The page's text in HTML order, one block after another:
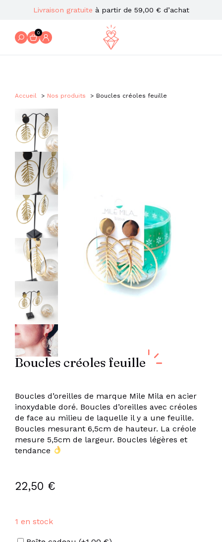
Livraison gratuite à partir de 59,00 € d’achat
0
Accueil Nos produits Boucles créoles feuille
Boucles créoles feuille
Boucles d’oreilles de marque Mile Mila en acier
inoxydable doré. Boucles d’oreilles avec créoles
de face au milieu de laquelle il y a une feuille.
Boucles mesurant 6,5cm de hauteur. La créole
mesure 5,5cm de largeur. Boucles légères et
tendance
22,50 €
1 en stock
Options